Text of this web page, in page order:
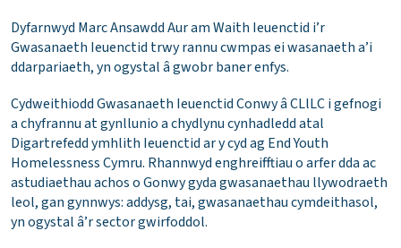
Dyfarnwyd Marc Ansawdd Aur am Waith Ieuenctid i’r
Gwasanaeth Ieuenctid trwy rannu cwmpas ei wasanaeth a’i
ddarpariaeth, yn ogystal â gwobr baner enfys.
Cydweithiodd Gwasanaeth Ieuenctid Conwy â CLlLC i gefnogi
a chyfrannu at gynllunio a chydlynu cynhadledd atal
Digartrefedd ymhlith Ieuenctid ar y cyd ag End Youth
Homelessness Cymru. Rhannwyd enghreifftiau o arfer dda ac
astudiaethau achos o Gonwy gyda gwasanaethau llywodraeth
leol, gan gynnwys: addysg, tai, gwasanaethau cymdeithasol,
yn ogystal â’r sector gwirfoddol.